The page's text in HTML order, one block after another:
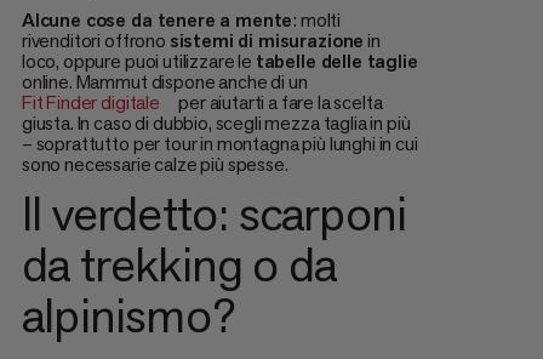
Alcune cose da tenere a mente: molti
rivenditori offrono sistemi di misurazionein
loco, oppure puoi utilizzare le tabelle delle taglie
online. Mammut dispone anche di un
Fit Finder digitale
per aiutarti a fare la scelta
giusta. In caso di dubbio, scegli mezza taglia in più
– soprattutto per tour in montagna più lunghi in cui
sono necessarie calze più spesse.
Il verdetto: scarponi
da trekking o da
alpinismo?